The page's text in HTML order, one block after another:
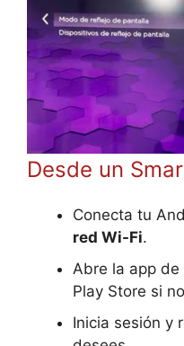
Desde un
Conecta tu
red Wi-Fi.
Abre la app
Play Store si
Inicia sesión y